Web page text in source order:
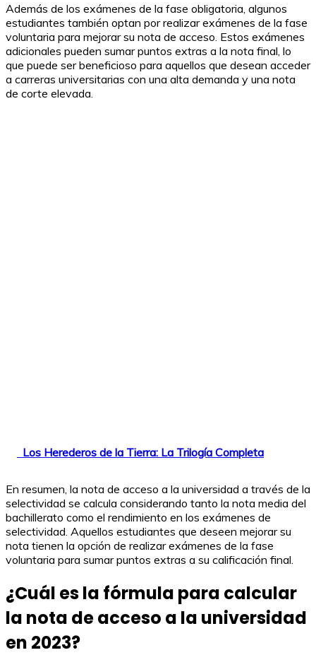
Además de los exámenes de la fase obligatoria, algunos
estudiantes también optan por realizar exámenes de la fase
voluntaria para mejorar su nota de acceso. Estos exámenes
adicionales pueden sumar puntos extras a la nota final, lo
que puede ser beneficioso para aquellos que desean acceder
a carreras universitarias con una alta demanda y una nota
de corte elevada.
Los Herederos de la Tierra: La Trilogía Completa
En resumen, la nota de acceso a la universidad a través de la
selectividad se calcula considerando tanto la nota media del
bachillerato como el rendimiento en los exámenes de
selectividad. Aquellos estudiantes que deseen mejorar su
nota tienen la opción de realizar exámenes de la fase
voluntaria para sumar puntos extras a su calificación final.
¿Cuál es la fórmula para calcular
la nota de acceso a la universidad
en 2023?